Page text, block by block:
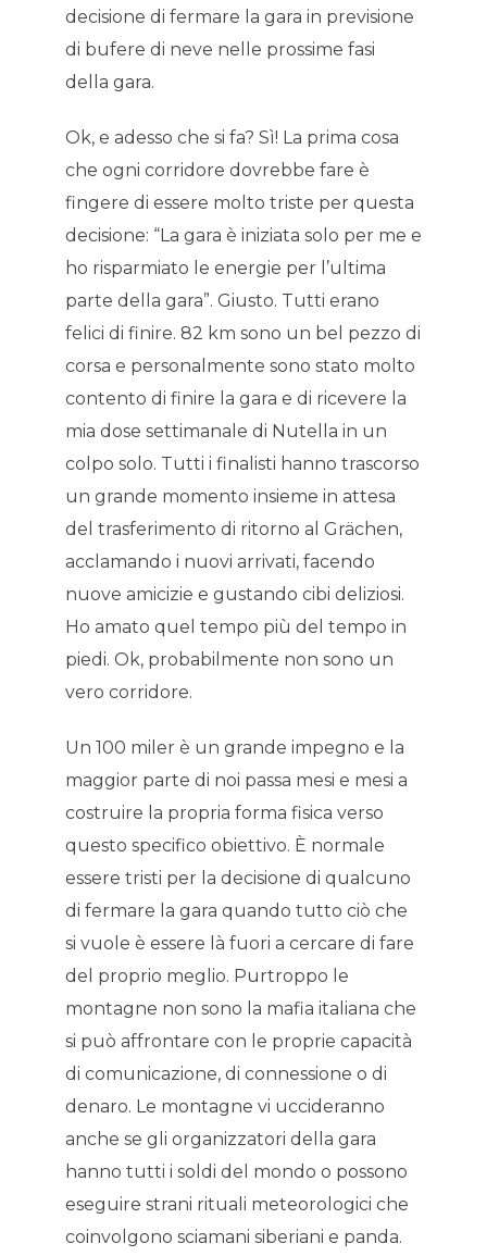
decisione di fermare la gara in previsione
di bufere di neve nelle prossime fasi
della gara.
Ok, e adesso che si fa? Sì! La prima cosa
che ogni corridore dovrebbe fare è
fingere di essere molto triste per questa
decisione: “La gara è iniziata solo per me e
ho risparmiato le energie per l’ultima
parte della gara”. Giusto. Tutti erano
felici di finire. 82 km sono un bel pezzo di
corsa e personalmente sono stato molto
contento di finire la gara e di ricevere la
mia dose settimanale di Nutella in un
colpo solo. Tutti i finalisti hanno trascorso
un grande momento insieme in attesa
del trasferimento di ritorno al Grächen,
acclamando i nuovi arrivati, facendo
nuove amicizie e gustando cibi deliziosi.
Ho amato quel tempo più del tempo in
piedi. Ok, probabilmente non sono un
vero corridore.
Un 100 miler è un grande impegno e la
maggior parte di noi passa mesi e mesi a
costruire la propria forma fisica verso
questo specifico obiettivo. È normale
essere tristi per la decisione di qualcuno
di fermare la gara quando tutto ciò che
si vuole è essere là fuori a cercare di fare
del proprio meglio. Purtroppo le
montagne non sono la mafia italiana che
si può affrontare con le proprie capacità
di comunicazione, di connessione o di
denaro. Le montagne vi uccideranno
anche se gli organizzatori della gara
hanno tutti i soldi del mondo o possono
eseguire strani rituali meteorologici che
coinvolgono sciamani siberiani e panda.